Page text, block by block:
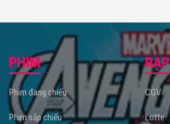
PHIM
Phim đang chiếu
Phim sắp chiếu
RẠP
CGV
Lotte